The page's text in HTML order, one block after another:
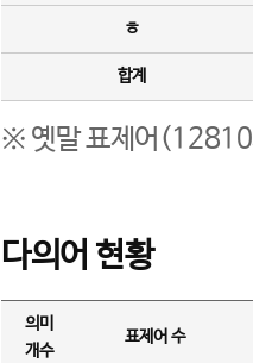
ㅎ
합계
※ 옛말 표제어(12810
다의어 현황
의미
개수
표제어 수